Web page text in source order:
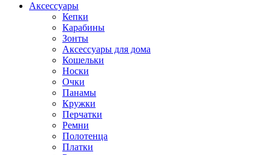
Аксессуары
Кепки
Карабины
Зонты
Аксессуары для дома
Кошельки
Носки
Очки
Панамы
Кружки
Перчатки
Ремни
Полотенца
Платки